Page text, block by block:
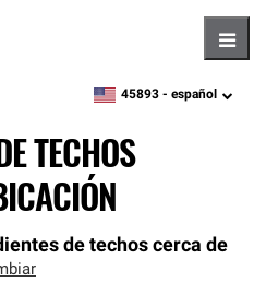
zipcode,language
45893 - español
TECHOS
de techos cerca de